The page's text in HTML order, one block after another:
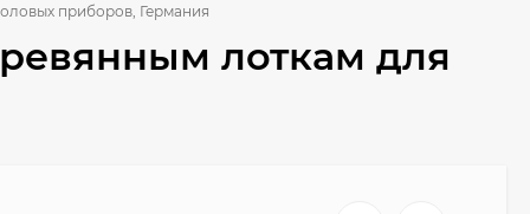
приборов, Германия
лоткам для